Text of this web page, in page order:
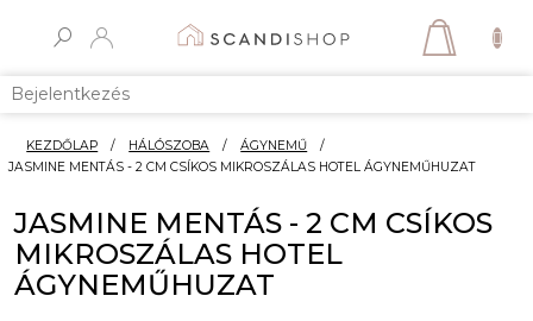
Bejelentkezés
KOSÁR
KEZDŐLAP / HÁLÓSZOBA / ÁGYNEMŰ
/
JASMINE MENTÁS - 2 CM CSÍKOS MIKROSZÁLAS HOTEL ÁGYNEMŰHUZAT
JASMINE MENTÁS - 2 CM CSÍKOS
MIKROSZÁLAS HOTEL
ÁGYNEMŰHUZAT